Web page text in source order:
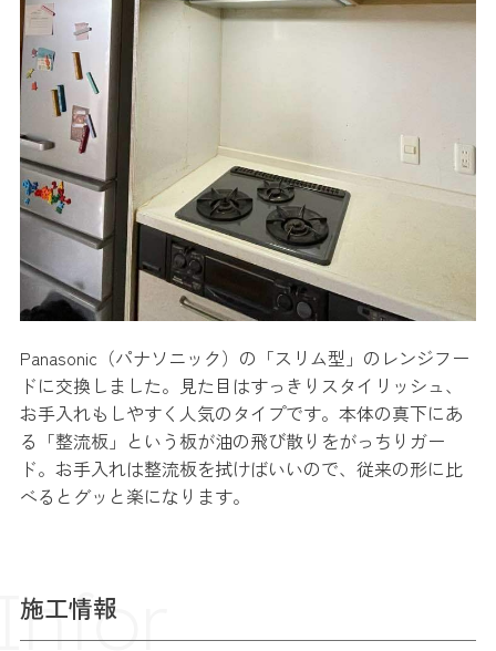
Panasonic（パナソニック）の「スリム型」のレンジフー
ドに交換しました。見た目はすっきりスタイリッシュ、
お手入れもしやすく人気のタイプです。本体の真下にあ
る「整流板」という板が油の飛び散りをがっちりガー
ド。お手入れは整流板を拭けばいいので、従来の形に比
べるとグッと楽になります。
施工情報